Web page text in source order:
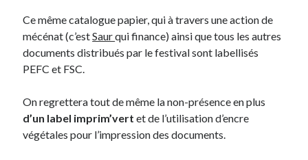
Lyon à Livre Ouvert
Mini-monsieur
Non classé
Parole de Follower
Photos
Post inutile
Proust
Ce même catalogue papier, qui à travers une action de
mécénat (c’estSaurqui finance) ainsi que tous les autres
documents distribués par le festival sont labellisés
PEFC et FSC.
On regrettera tout de même la non-présence en plus
d’un label imprim’vert et de l’utilisation d’encre
végétales pour l’impression des documents.